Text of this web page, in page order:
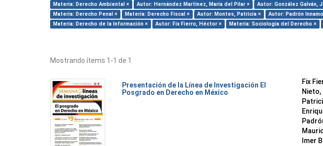
Materia: Derecho Ambiental × Autor: Hernández Martínez, María del Pilar × Autor: González Galván,
Materia: Derecho Penal ×
Materia: Derecho Fiscal × Autor: Montes, Patricia ×
Autor: Padrón
Materia: Derecho de la Información ×
Autor: Fix Fierro, Héctor × Materia: Sociología del Derecho ×
Mostrando ítems 1-1 de 1
Presentación de la Línea de Investigación El
Posgrado en Derecho en México
Fix
Nieto,
Imer